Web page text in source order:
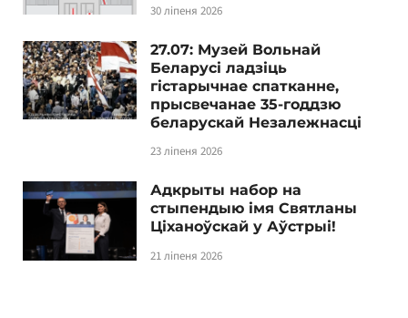
30 ліпеня 2026
27.07: Музей Вольнай
Беларусі ладзіць
гістарычнае спатканне,
прысвечанае 35-годдзю
беларускай Незалежнасці
23 ліпеня 2026
Адкрыты набор на
стыпендыю імя Святланы
Ціханоўскай у Аўстрыі!
21 ліпеня 2026